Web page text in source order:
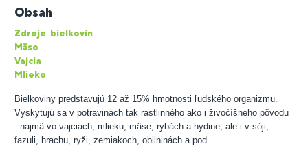
Obsah
Zdroje bielkovín
Mäso
Vajcia
Mlieko
Bielkoviny predstavujú 12 až 15% hmotnosti ľudského organizmu.
Vyskytujú sa v potravinách tak rastlinného ako i živočíšneho pôvodu
- najmä vo vajciach, mlieku, mäse, rybách a hydine, ale i v sóji,
fazuli, hrachu, ryži, zemiakoch, obilninách a pod.